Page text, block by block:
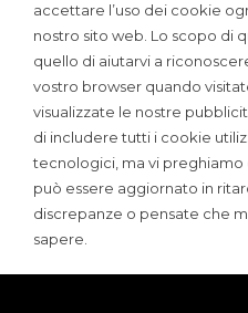
accettare l’uso dei cookie
nostro sito web. Lo scopo di
quello di aiutarvi a
vostro browser quando
visualizzate le nostre
di includere tutti i cookie
tecnologici, ma vi preghiamo
può essere aggiornato in
discrepanze o pensate che
sapere.